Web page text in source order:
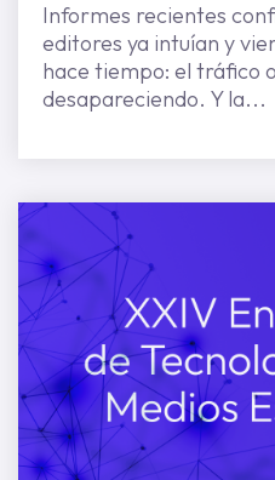
Informes recientes
editores ya intuían y
hace tiempo: el tráfico
desapareciendo. Y la...